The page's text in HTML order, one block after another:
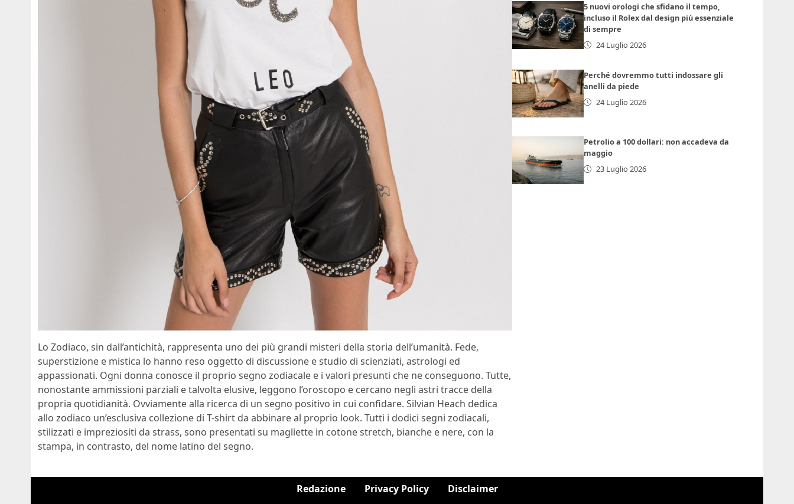
Lo Zodiaco, sin dall’antichità, rappresenta uno dei più grandi misteri della storia dell’umanità. Fede,
superstizione e mistica lo hanno reso oggetto di discussione e studio di scienziati, astrologi ed
appassionati. Ogni donna conosce il proprio segno zodiacale e i valori presunti che ne conseguono. Tutte,
nonostante ammissioni parziali e talvolta elusive, leggono l’oroscopo e cercano negli astri tracce della
propria quotidianità. Ovviamente alla ricerca di un segno positivo in cui confidare. Silvian Heach dedica
allo zodiaco un’esclusiva collezione di T-shirt da abbinare al proprio look. Tutti i dodici segni zodiacali,
stilizzati e impreziositi da strass, sono presentati su magliette in cotone stretch, bianche e nere, con la
stampa, in contrasto, del nome latino del segno.
5 nuovi orologi che sfidano il tempo,
incluso il Rolex dal design più essenziale
di sempre
24 Luglio 2026
Perché dovremmo tutti indossare gli
anelli da piede
24 Luglio 2026
Petrolio a 100 dollari: non accadeva da
maggio
23 Luglio 2026
Redazione Privacy Policy Disclaimer